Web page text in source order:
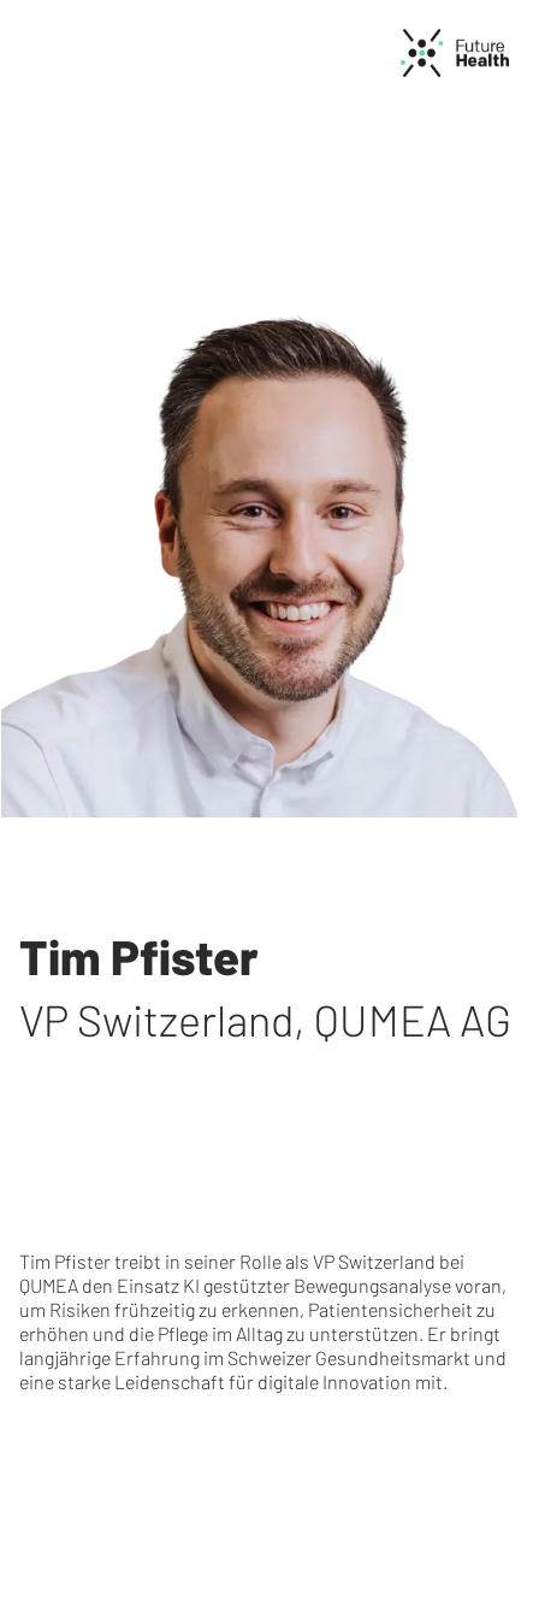
Tim Pfister
VP Switzerland, QUMEA AG
Tim Pfister treibt in seiner Rolle als VP Switzerland bei
QUMEA den Einsatz KI gestützter Bewegungsanalyse voran,
um Risiken frühzeitig zu erkennen, Patientensicherheit zu
erhöhen und die Pflege im Alltag zu unterstützen. Er bringt
langjährige Erfahrung im Schweizer Gesundheitsmarkt und
eine starke Leidenschaft für digitale Innovation mit.